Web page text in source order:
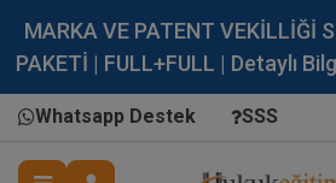
MARKA VE PATENT VEKİLLİĞİ
PAKETİ | FULL+FULL | Detaylı
Whatsapp Destek SSS